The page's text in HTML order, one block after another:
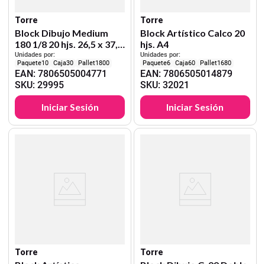
Torre
Block Dibujo Medium
180 1/8 20 hjs. 26,5 x 37,5
cm
Unidades por:
10
30 1800
EAN:7806505004771
SKU:29995
Iniciar Sesión
Torre
Block Artístico Calco 20
hjs. A4
Unidades por:
6
60 1680
EAN: 7806505014879
SKU: 32021
Iniciar Sesión
Torre Torre